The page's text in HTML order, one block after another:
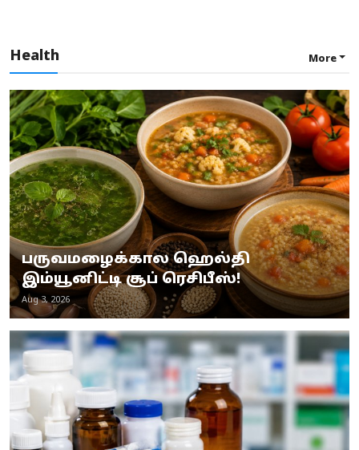
Health More
பருவமழைக்கால ஹெல்தி
இம்யூனிட்டி சூப் ரெசிபீஸ்!
Aug 3, 2026